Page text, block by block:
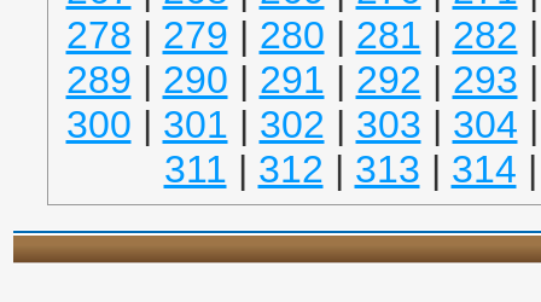
278 | 279 | 280 | 281 | 282
289 | 290 | 291 | 292 | 293
300 | 301 | 302 | 303 | 304
311 | 312 | 313 | 314